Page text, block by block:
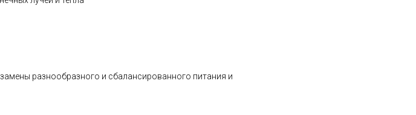
разнообразного и сбалансированного питания и